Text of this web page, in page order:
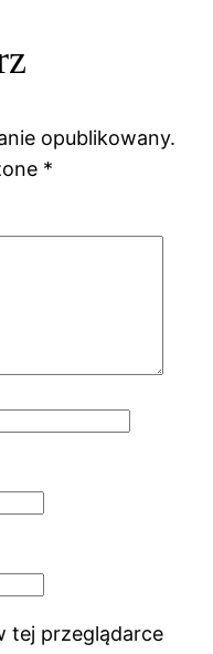
opublikowany.
*
tej przeglądarce